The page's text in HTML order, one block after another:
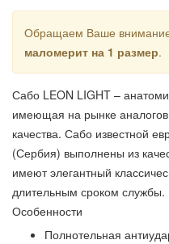
Обращаем Ваше
маломерит на 1 размер.
Сабо LEON LIGHT –
имеющая на рынке
качества. Сабо известной
(Сербия) выполнены из
имеют элегантный
длительным сроком службы.
Особенности
Полнотельная